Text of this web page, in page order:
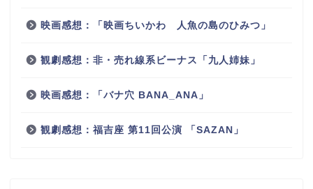
映画感想：「映画ちいかわ 人魚の島のひみつ」
観劇感想：非・売れ線系ビーナス「九人姉妹」
映画感想：「バナ穴 BANA_ANA」
観劇感想：福吉座 第11回公演 「SAZAN」